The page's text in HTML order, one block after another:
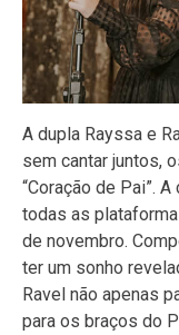
A dupla Rayssa e
sem cantar juntos,
“Coração de Pai”.
todas as
de novembro.
ter um sonho
Ravel não apenas
para os braços do